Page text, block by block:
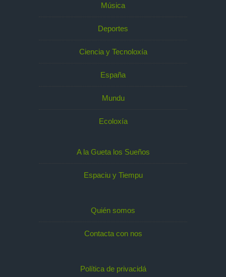
Música
Deportes
Ciencia y Tecnoloxía
España
Mundu
Ecoloxía
A la Gueta los Sueños
Espaciu y Tiempu
Quién somos
Contacta con nos
Política de privacidá